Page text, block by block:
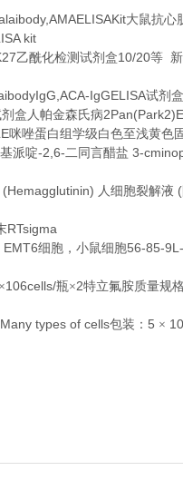
大鼠抗心
kit
乙酰化检测试剂盒10/20等
IgGELISA试剂
盒人帕金森氏病
咪唑蛋白组学级白色至浅黄色
派啶-2,6-二同言醋盐 3-
(Hemagglutinin) 人细胞裂解液 (
RTsigma
EMT6细胞，小鼠细胞56-85-9L-
×106cells/瓶×2特立氟胺质量规格
Many types of cells包装： 5 ×